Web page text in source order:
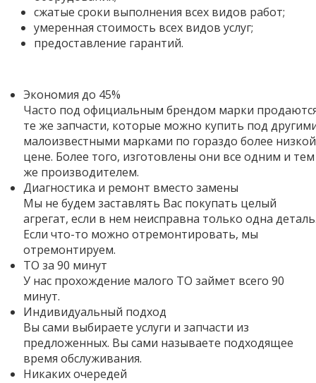
сжатые сроки выполнения всех видов работ;
умеренная стоимость всех видов услуг;
предоставление гарантий.
Экономия до 45%
Часто под официальным брендом марки
те же запчасти, которые можно купить под
малоизвестными марками по гораздо более низкой
цене. Более того, изготовлены они все одним и тем
же производителем.
Диагностика и ремонт вместо замены
Мы не будем заставлять Вас покупать целый
агрегат, если в нем неисправна только одна
Если что-то можно отремонтировать, мы
отремонтируем.
ТО за 90 минут
У нас прохождение малого ТО займет всего 90
минут.
Индивидуальный подход
Вы сами выбираете услуги и запчасти из
предложенных. Вы сами называете подходящее
время обслуживания.
Никаких очередей